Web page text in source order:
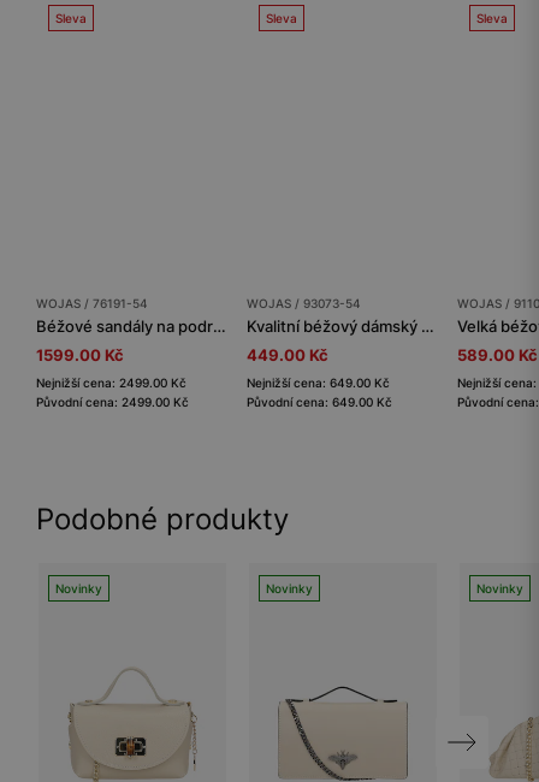
Sleva
WOJAS / 76191-54
Béžové sandály na podrážce s hlubokým dezénem
1599.00 Kč
Nejnižší cena: 2499.00 Kč
Původní cena: 2499.00 Kč
Sleva
WOJAS / 93073-54
Kvalitní béžový dámský pásek z přírodní hladké kůže
449.00 Kč
Nejnižší cena: 649.00 Kč
Původní cena: 649.00 Kč
Sleva
WOJAS /
589.00 Kč
Nejnižší
Původní
Podobné produkty
Novinky Novinky Novinky